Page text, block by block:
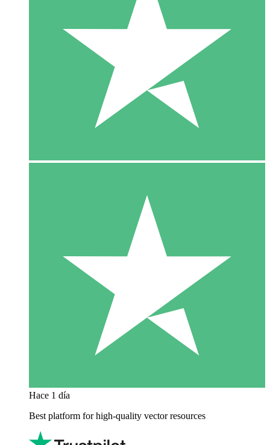
Hace 1 día
Best platform for high-quality vector resources